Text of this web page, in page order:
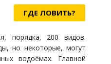
ГДЕ ЛОВИТЬ?
порядка, 200 видов.
но некоторые, могут
водоёмах. Главной